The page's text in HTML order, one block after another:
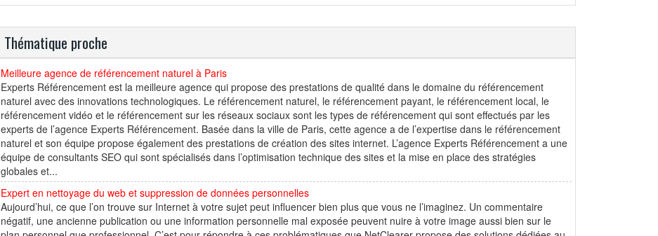
Thématique proche
Meilleure agence de référencement naturel à Paris
Experts Référencement est la meilleure agence qui propose des prestations de qualité dans le domaine du référencement
naturel avec des innovations technologiques. Le référencement naturel, le référencement payant, le référencement local, le
référencement vidéo et le référencement sur les réseaux sociaux sont les types de référencement qui sont effectués par les
experts de l’agence Experts Référencement. Basée dans la ville de Paris, cette agence a de l’expertise dans le référencement
naturel et son équipe propose également des prestations de création des sites internet. L’agence Experts Référencement a une
équipe de consultants SEO qui sont spécialisés dans l’optimisation technique des sites et la mise en place des stratégies
globales et...
Expert en nettoyage du web et suppression de données personnelles
Aujourd’hui, ce que l’on trouve sur Internet à votre sujet peut influencer bien plus que vous ne l’imaginez. Un commentaire
négatif, une ancienne publication ou une information personnelle mal exposée peuvent nuire à votre image aussi bien sur le